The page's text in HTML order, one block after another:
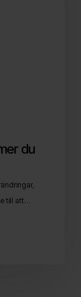
du
till att…